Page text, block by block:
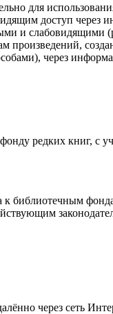
для
доступ через
и слабовидящими
произведений,
через
редких книг, с
к библиотечным
через сеть